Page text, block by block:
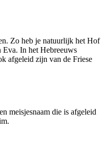
Zo heb je natuurlijk het Hof
Eva. In het Hebreeuws
afgeleid zijn van de Friese
meisjesnaam die is afgeleid